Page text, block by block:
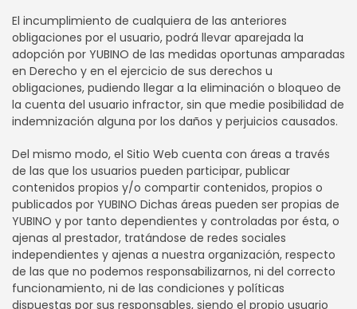
El incumplimiento de cualquiera de las anteriores
obligaciones por el usuario, podrá llevar aparejada la
adopción por YUBINO de las medidas oportunas amparadas
en Derecho y en el ejercicio de sus derechos u
obligaciones, pudiendo llegar a la eliminación o bloqueo de
la cuenta del usuario infractor, sin que medie posibilidad de
indemnización alguna por los daños y perjuicios causados.
Del mismo modo, el Sitio Web cuenta con áreas a través
de las que los usuarios pueden participar, publicar
contenidos propios y/o compartir contenidos, propios o
publicados por YUBINO Dichas áreas pueden ser propias de
YUBINO y por tanto dependientes y controladas por ésta, o
ajenas al prestador, tratándose de redes sociales
independientes y ajenas a nuestra organización, respecto
de las que no podemos responsabilizarnos, ni del correcto
funcionamiento, ni de las condiciones y políticas
dispuestas por sus responsables, siendo el propio usuario